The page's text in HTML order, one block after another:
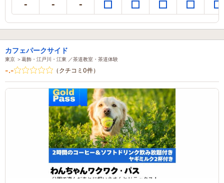
カフェパークサイド
東京 ＞葛飾・江戸川・江東 ／茶道教室・茶道体験
-.- （クチコミ0件）